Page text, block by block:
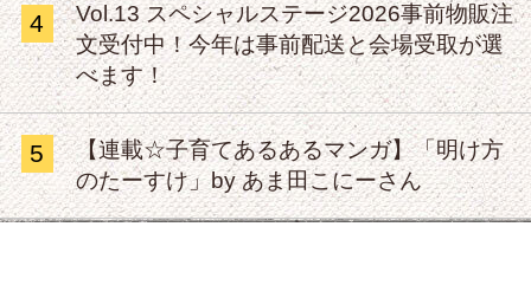
4
Vol.13 スペシャルステージ2026事前物販注
文受付中！今年は事前配送と会場受取が選
べます！
5
【連載☆子育てあるあるマンガ】「明け方
のたーすけ」by あま田こにーさん